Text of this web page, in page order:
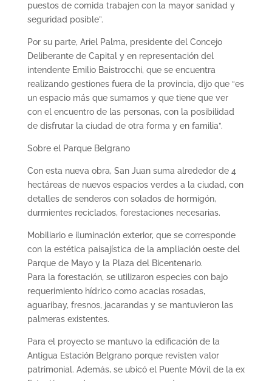
puestos de comida trabajen con la mayor sanidad y
seguridad posible”.
Por su parte, Ariel Palma, presidente del Concejo
Deliberante de Capital y en representación del
intendente Emilio Baistrocchi, que se encuentra
realizando gestiones fuera de la provincia, dijo que “es
un espacio más que sumamos y que tiene que ver
con el encuentro de las personas, con la posibilidad
de disfrutar la ciudad de otra forma y en familia”.
Sobre el Parque Belgrano
Con esta nueva obra, San Juan suma alrededor de 4
hectáreas de nuevos espacios verdes a la ciudad, con
detalles de senderos con solados de hormigón,
durmientes reciclados, forestaciones necesarias.
Mobiliario e iluminación exterior, que se corresponde
con la estética paisajística de la ampliación oeste del
Parque de Mayo y la Plaza del Bicentenario.
Para la forestación, se utilizaron especies con bajo
requerimiento hídrico como acacias rosadas,
aguaribay, fresnos, jacarandas y se mantuvieron las
palmeras existentes.
Para el proyecto se mantuvo la edificación de la
Antigua Estación Belgrano porque revisten valor
patrimonial. Además, se ubicó el Puente Móvil de la ex